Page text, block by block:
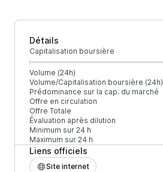
Détails
Capitalisation boursière
Volume (24h)
Volume/Capitalisation boursière (24h)
Prédominance sur la cap. du marché
Offre en circulation
Offre Totale
Évaluation après dilution
Minimum sur 24 h
Maximum sur 24 h
Liens officiels
Site internet